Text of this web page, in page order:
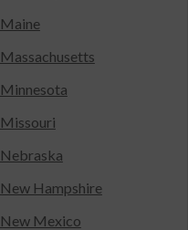
Maine
Massachusetts
Minnesota
Missouri
Nebraska
New Hampshire
New Mexico